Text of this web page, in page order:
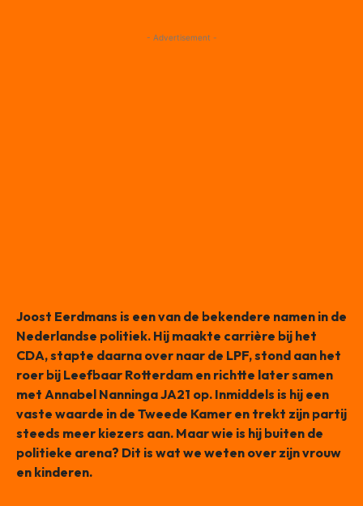
- Advertisement -
Joost Eerdmans is een van de bekendere namen in de
Nederlandse politiek. Hij maakte carrière bij het
CDA, stapte daarna over naar de LPF, stond aan het
roer bij Leefbaar Rotterdam en richtte later samen
met Annabel Nanninga JA21 op. Inmiddels is hij een
vaste waarde in de Tweede Kamer en trekt zijn partij
steeds meer kiezers aan. Maar wie is hij buiten de
politieke arena? Dit is wat we weten over zijn vrouw
en kinderen.